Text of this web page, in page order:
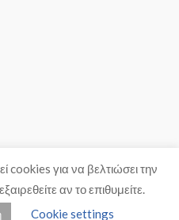
cookies για να βελτιώσει την
αν το επιθυμείτε.
Cookie settings